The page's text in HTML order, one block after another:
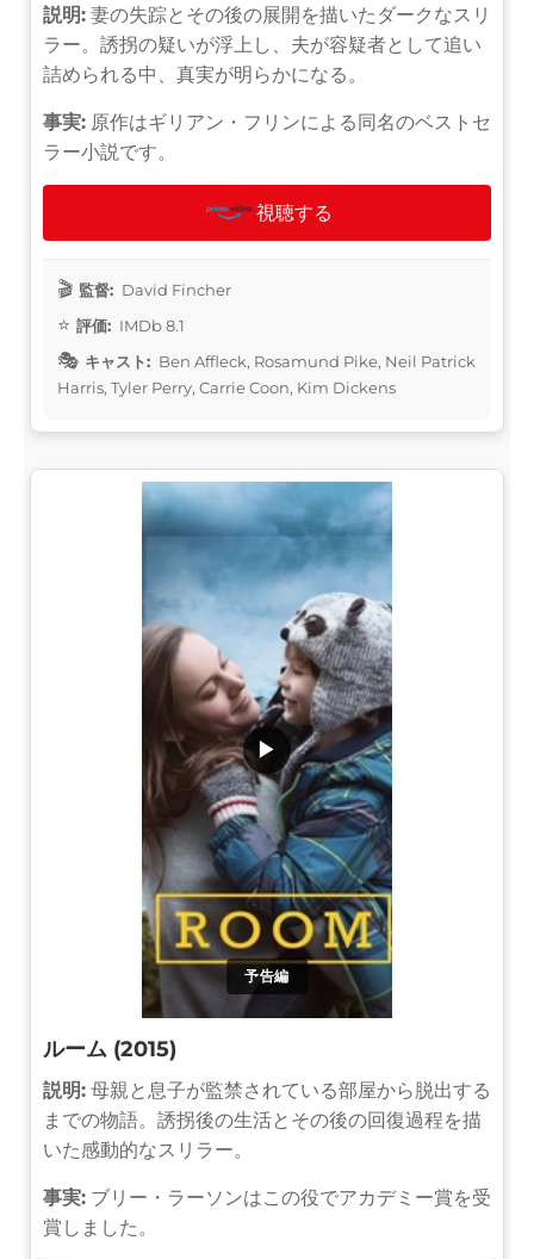
説明: 妻の失踪とその後の展開を描いたダークなスリ
ラー。誘拐の疑いが浮上し、夫が容疑者として追い
詰められる中、真実が明らかになる。
事実: 原作はギリアン・フリンによる同名のベストセ
ラー小説です。
視聴する
監督: David Fincher
評価: IMDb 8.1
キャスト: Ben Affleck, Rosamund Pike, Neil Patrick
Harris, Tyler Perry, Carrie Coon, Kim Dickens
予告編
▶
ルーム (2015)
説明: 母親と息子が監禁されている部屋から脱出する
までの物語。誘拐後の生活とその後の回復過程を描
いた感動的なスリラー。
事実: ブリー・ラーソンはこの役でアカデミー賞を受
賞しました。